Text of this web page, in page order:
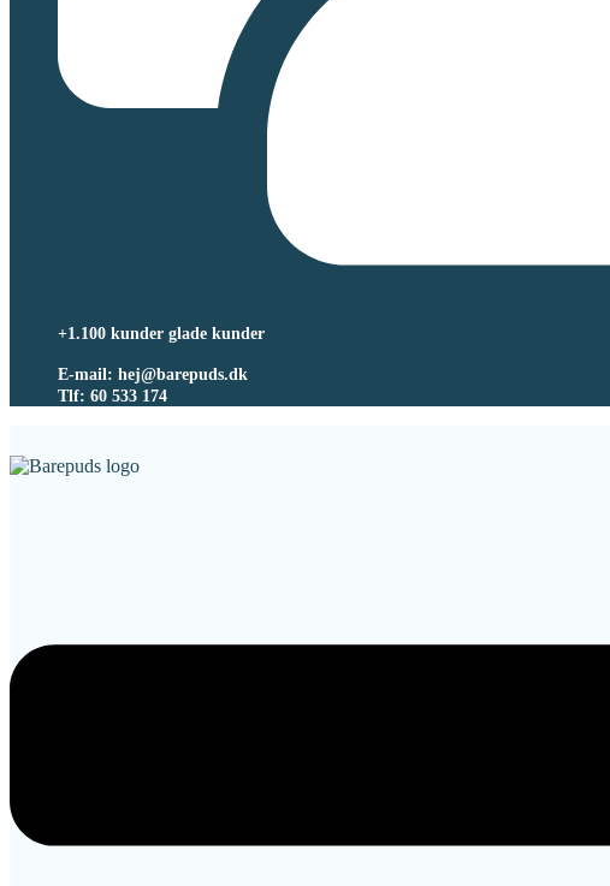
+1.100 kunder glade kunder
E-mail: hej@barepuds.dk
Tlf: 60 533 174